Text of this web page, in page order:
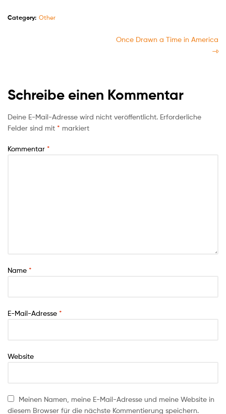
Category: Other
Once Drawn a Time in America
Schreibe einen Kommentar
Deine E-Mail-Adresse wird nicht veröffentlicht. Erforderliche
Felder sind mit * markiert
Kommentar *
Name *
E-Mail-Adresse *
Website
Meinen Namen, meine E-Mail-Adresse und meine Website in
diesem Browser für die nächste Kommentierung speichern.